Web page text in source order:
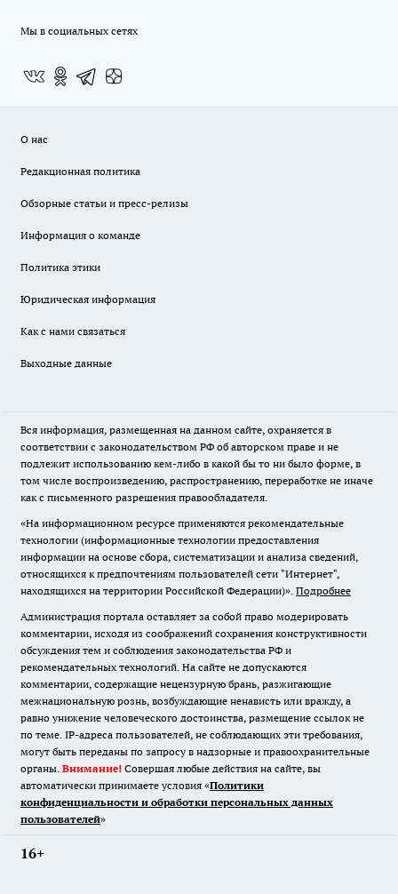
Мы в социальных сетях
О нас
Редакционная политика
Обзорные статьи и пресс-релизы
Информация о команде
Политика этики
Юридическая информация
Как с нами связаться
Выходные данные
Вся информация, размещенная на данном сайте, охраняется в
соответствии с законодательством РФ об авторском праве и не
подлежит использованию кем-либо в какой бы то ни было форме, в
том числе воспроизведению, распространению, переработке не иначе
как с письменного разрешения правообладателя.
«На информационном ресурсе применяются рекомендательные
технологии (информационные технологии предоставления
информации на основе сбора, систематизации и анализа сведений,
относящихся к предпочтениям пользователей сети "Интернет",
находящихся на территории Российской Федерации)». Подробнее
Администрация портала оставляет за собой право модерировать
комментарии, исходя из соображений сохранения конструктивности
обсуждения тем и соблюдения законодательства РФ и
рекомендательных технологий. На сайте не допускаются
комментарии, содержащие нецензурную брань, разжигающие
межнациональную рознь, возбуждающие ненависть или вражду, а
равно унижение человеческого достоинства, размещение ссылок не
по теме. IP-адреса пользователей, не соблюдающих эти требования,
могут быть переданы по запросу в надзорные и правоохранительные
органы. Внимание! Совершая любые действия на сайте, вы
автоматически принимаете условия «Политики
конфиденциальности и обработки персональных данных
пользователей»
16+